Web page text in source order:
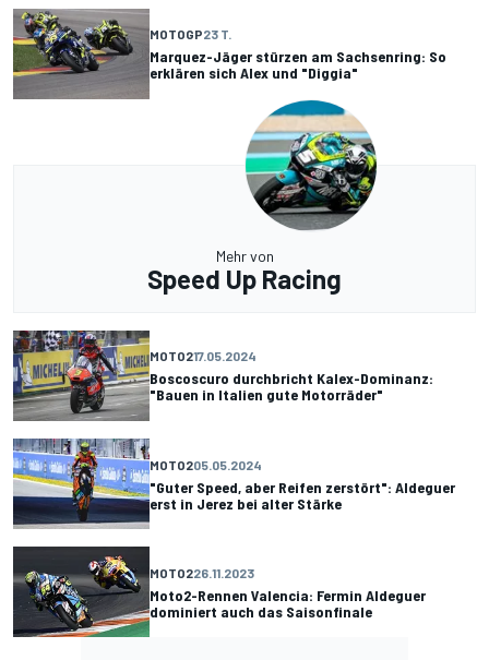
MOTOGP23 T.
Marquez-Jäger stürzen am Sachsenring: So
erklären sich Alex und "Diggia"
Mehr von
Speed Up Racing
MOTO217.05.2024
Boscoscuro durchbricht Kalex-Dominanz:
"Bauen in Italien gute Motorräder"
MOTO205.05.2024
"Guter Speed, aber Reifen zerstört": Aldeguer
erst in Jerez bei alter Stärke
MOTO226.11.2023
Moto2-Rennen Valencia: Fermin Aldeguer
dominiert auch das Saisonfinale